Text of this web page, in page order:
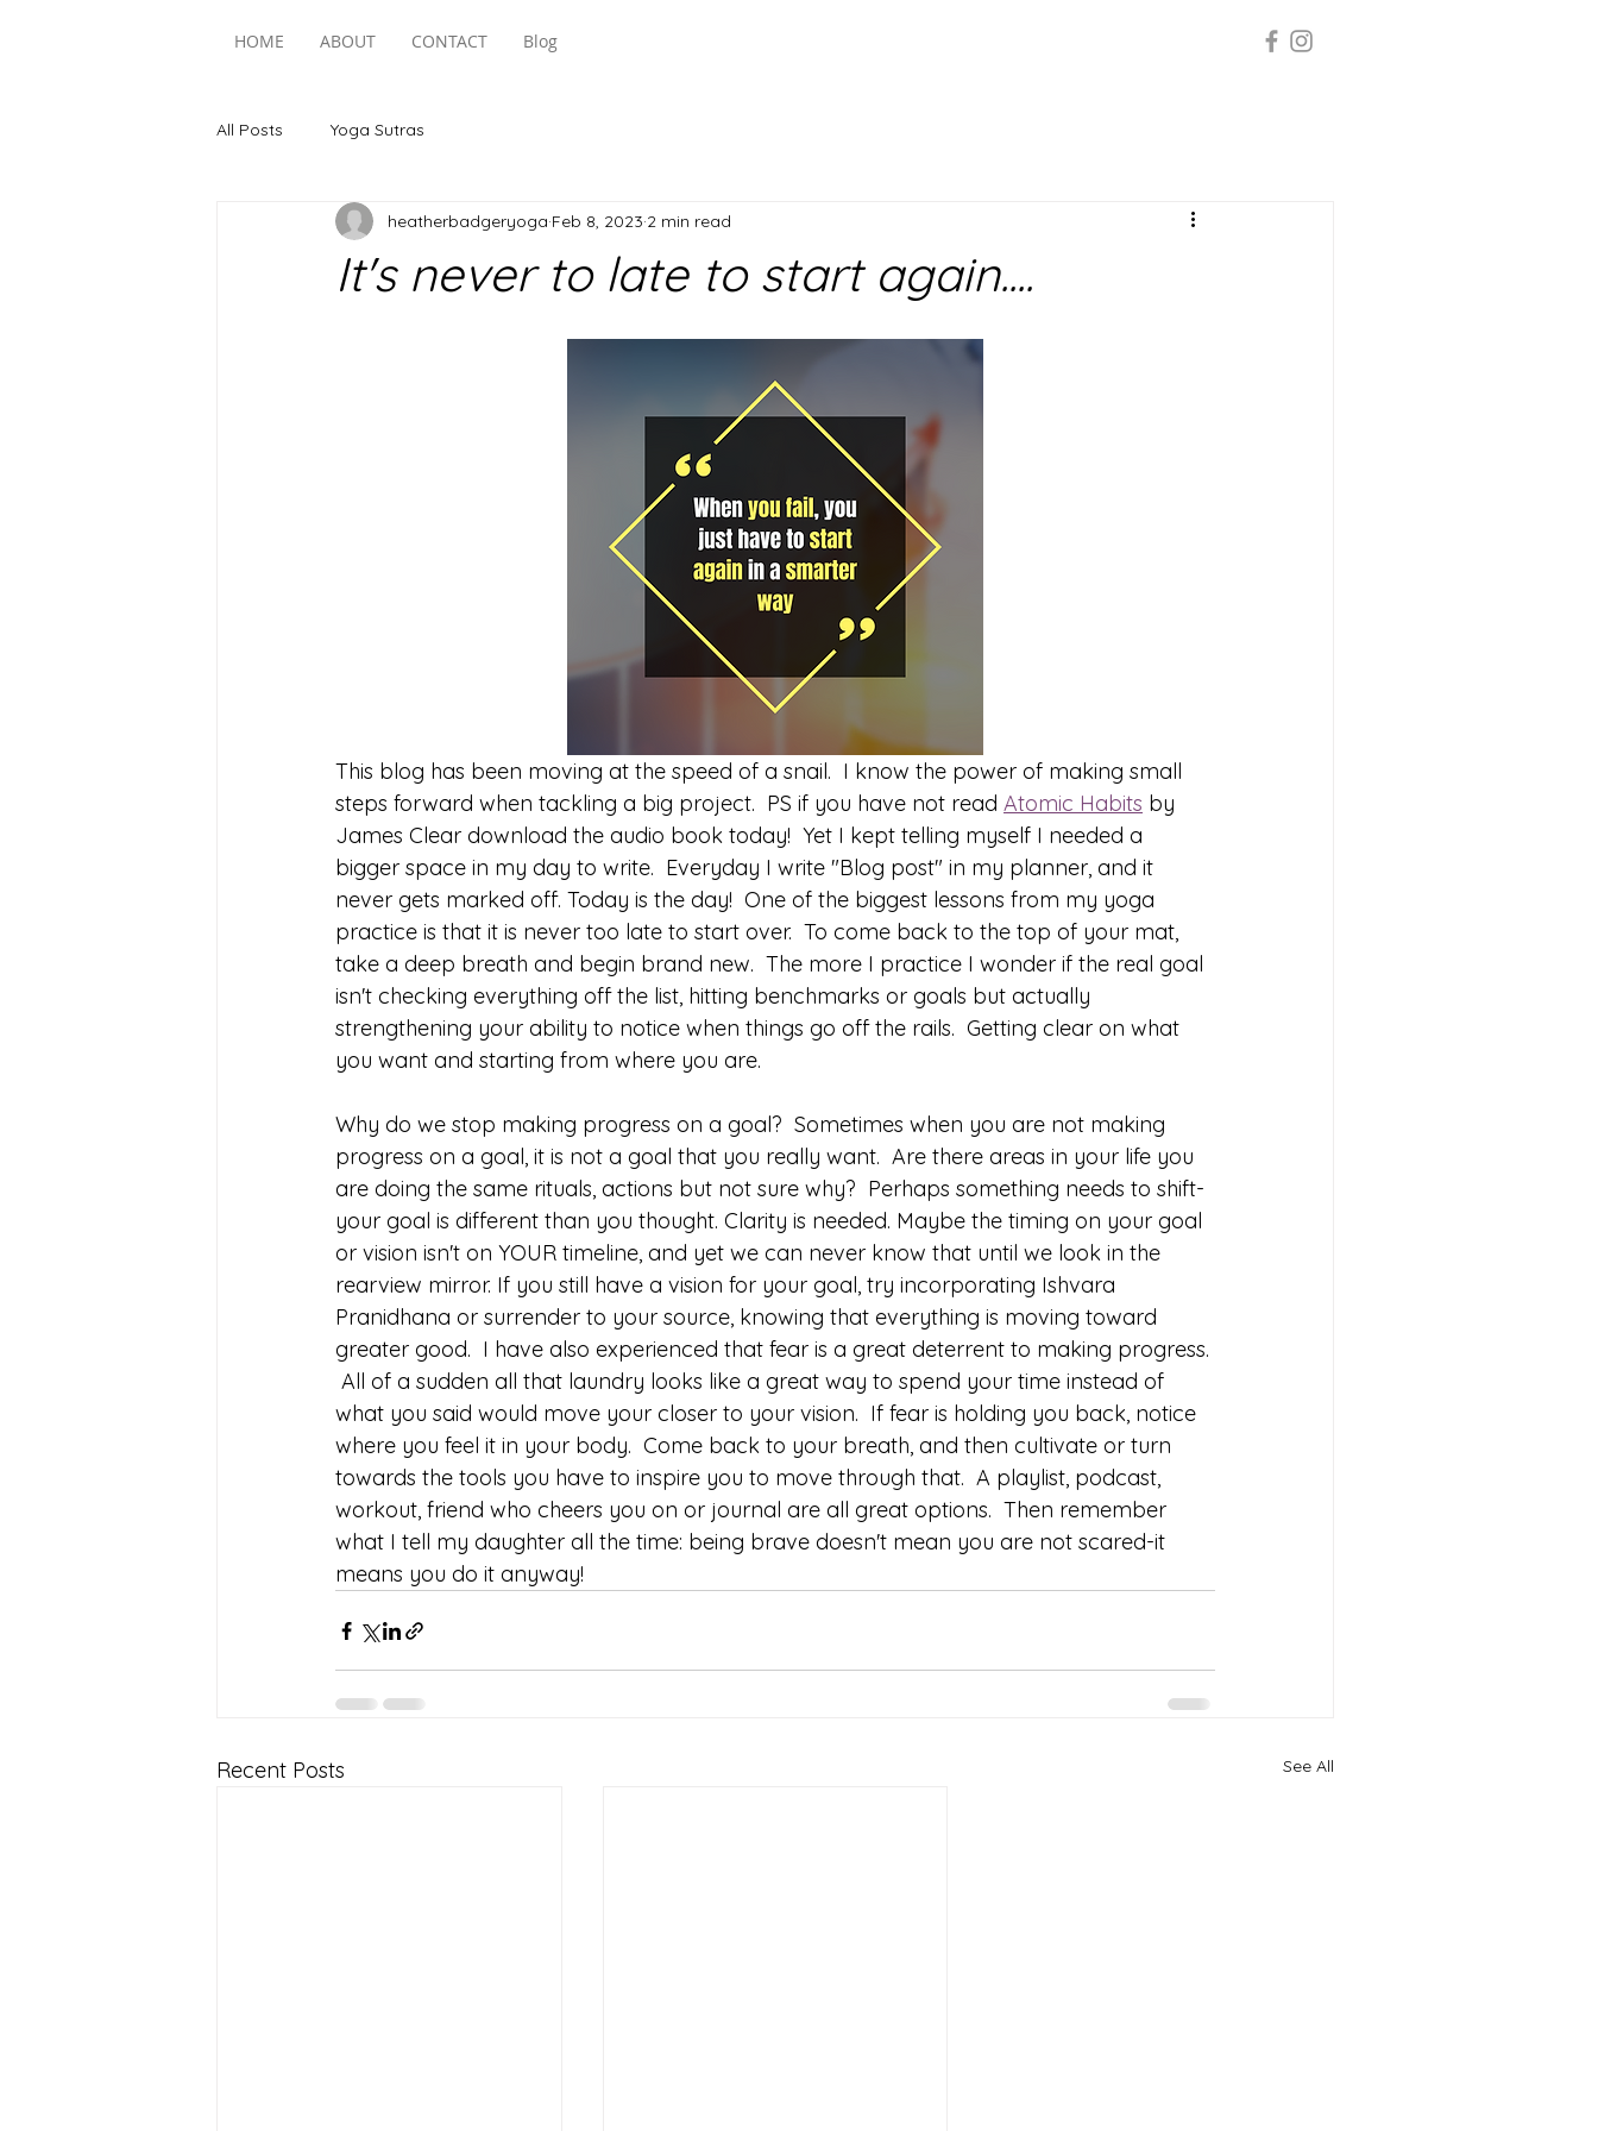
HOME ABOUT CONTACT Blog
All Posts Yoga Sutras
It's never to late to start again....
heatherbadgeryoga Feb 8, 2023 2 min read
This blog has been moving at the speed of a snail.  I know the power of making small
steps forward when tackling a big project.  PS if you have not read Atomic Habits by
James Clear download the audio book today!  Yet I kept telling myself I needed a
bigger space in my day to write.  Everyday I write "Blog post" in my planner, and it
never gets marked off. Today is the day!  One of the biggest lessons from my yoga
practice is that it is never too late to start over.  To come back to the top of your mat,
take a deep breath and begin brand new.  The more I practice I wonder if the real goal
isn't checking everything off the list, hitting benchmarks or goals but actually
strengthening your ability to notice when things go off the rails.  Getting clear on what
you want and starting from where you are.
Why do we stop making progress on a goal?  Sometimes when you are not making
progress on a goal, it is not a goal that you really want.  Are there areas in your life you
are doing the same rituals, actions but not sure why?  Perhaps something needs to shift-
your goal is different than you thought. Clarity is needed. Maybe the timing on your goal
or vision isn't on YOUR timeline, and yet we can never know that until we look in the
rearview mirror. If you still have a vision for your goal, try incorporating Ishvara
Pranidhana or surrender to your source, knowing that everything is moving toward
greater good.  I have also experienced that fear is a great deterrent to making progress.
All of a sudden all that laundry looks like a great way to spend your time instead of
what you said would move your closer to your vision.  If fear is holding you back, notice
where you feel it in your body.  Come back to your breath, and then cultivate or turn
towards the tools you have to inspire you to move through that.  A playlist, podcast,
workout, friend who cheers you on or journal are all great options.  Then remember
what I tell my daughter all the time: being brave doesn't mean you are not scared-it
means you do it anyway!
Recent Posts See All